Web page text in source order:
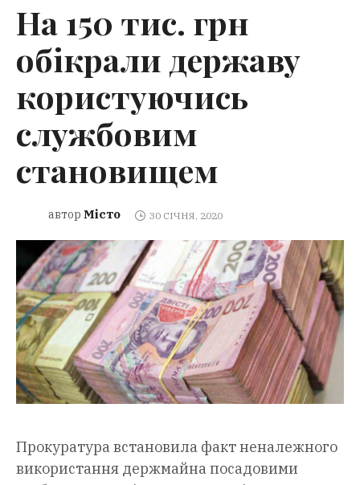
На 150 тис. грн
обікрали державу
користуючись
службовим
становищем
автор Місто 30 СІЧНЯ, 2020
Прокуратура встановила факт неналежного
використання держмайна посадовими